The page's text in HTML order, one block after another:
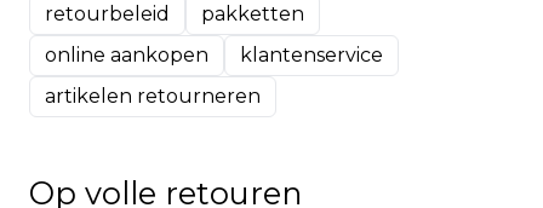
retourbeleid
pakketten
online aankopen
klantenservice
artikelen retourneren
Op volle retouren